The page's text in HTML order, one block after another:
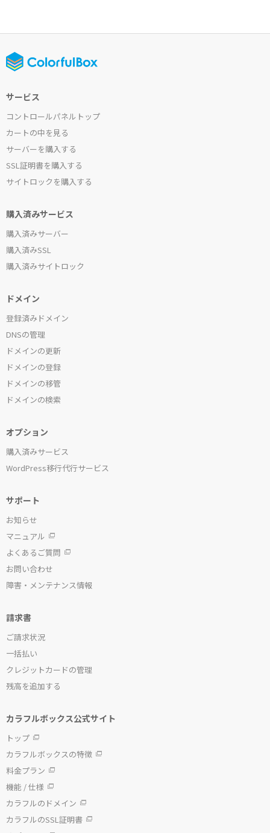
サービス
コントロールパネルトップ
カートの中を見る
サーバーを購入する
SSL証明書を購入する
サイトロックを購入する
購入済みサービス
購入済みサーバー
購入済みSSL
購入済みサイトロック
ドメイン
登録済みドメイン
DNSの管理
ドメインの更新
ドメインの登録
ドメインの移管
ドメインの検索
オプション
購入済みサービス
WordPress移行代行サービス
サポート
お知らせ
マニュアル
よくあるご質問
お問い合わせ
障害・メンテナンス情報
請求書
ご請求状況
一括払い
クレジットカードの管理
残高を追加する
カラフルボックス公式サイト
トップ
カラフルボックスの特徴
料金プラン
機能 / 仕様
カラフルのドメイン
カラフルのSSL証明書